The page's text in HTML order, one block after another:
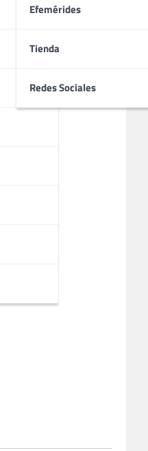
Efemérides
Tienda
Redes Sociales
Rick Moranis, Rosie
de Piedradura,
familia.